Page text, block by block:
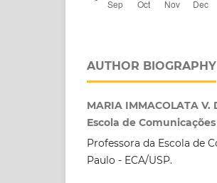
AUTHOR BIOGRAPHY
MARIA IMMACOLATA
Escola de
Professora da Escola de
Paulo - ECA/USP.